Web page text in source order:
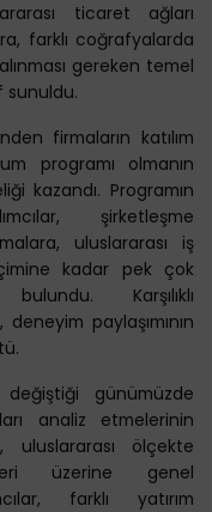
ticaret ağları
farklı coğrafyalarda
gereken temel
sunuldu.
firmaların katılım
programı olmanın
kazandı. Programın
şirketleşme
uluslararası iş
kadar pek çok
Karşılıklı
paylaşımının
günümüzde
analiz etmelerinin
ölçekte
üzerine genel
farklı yatırım